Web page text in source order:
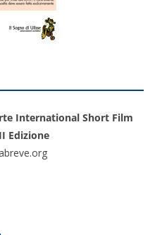
International Short Film
Edizione